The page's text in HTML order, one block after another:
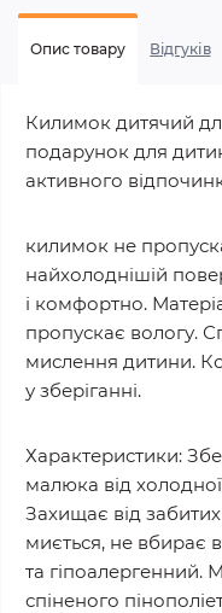
Опис товару Відгуків
Килимок дитячий
подарунок для
активного
килимок не
найхолоднішій
і комфортно.
пропускає вологу.
мислення дитини.
у зберіганні.
Характеристики:
малюка від
Захищає від
миється, не вбирає
та гіпоалергенний.
спіненого